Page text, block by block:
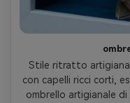
Stile ritratto
con capelli ricci corti,
ombrello artigianale